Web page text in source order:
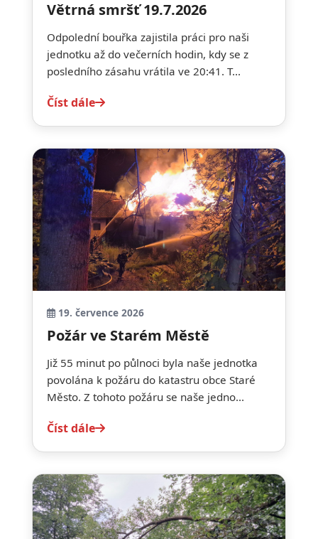
Větrná smršť 19.7.2026
Odpolední bouřka zajistila práci pro naši
jednotku až do večerních hodin, kdy se z
posledního zásahu vrátila ve 20:41. T...
Číst dále
19. července 2026
Požár ve Starém Městě
Již 55 minut po půlnoci byla naše jednotka
povolána k požáru do katastru obce Staré
Město. Z tohoto požáru se naše jedno...
Číst dále